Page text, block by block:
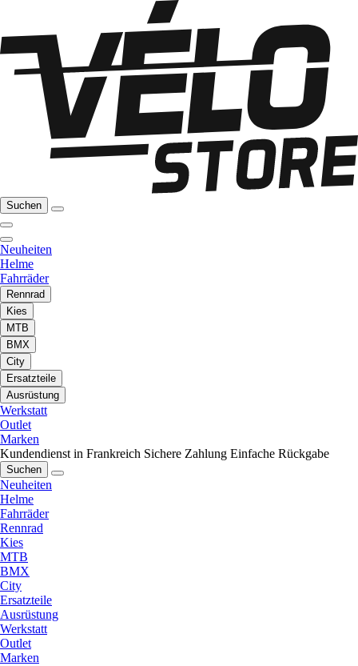
Suchen
Neuheiten
Helme
Fahrräder
Rennrad
Kies
MTB
BMX
City
Ersatzteile
Ausrüstung
Werkstatt
Outlet
Marken
Kundendienst in Frankreich Sichere Zahlung Einfache Rückgabe
Suchen
Neuheiten
Helme
Fahrräder
Rennrad
Kies
MTB
BMX
City
Ersatzteile
Ausrüstung
Werkstatt
Outlet
Marken